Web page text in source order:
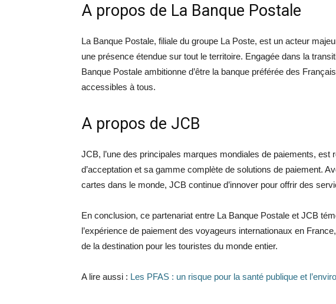
A propos de La Banque Postale
La Banque Postale, filiale du groupe La Poste, est un acteur
une présence étendue sur tout le territoire. Engagée dans la
Banque Postale ambitionne d’être la banque préférée des
accessibles à tous.
A propos de JCB
JCB, l’une des principales marques mondiales de paiements, est
d’acceptation et sa gamme complète de solutions de paiement.
cartes dans le monde, JCB continue d’innover pour offrir des
En conclusion, ce partenariat entre La Banque Postale et JCB
l’expérience de paiement des voyageurs internationaux en
de la destination pour les touristes du monde entier.
A lire aussi : Les PFAS : un risque pour la santé publique et